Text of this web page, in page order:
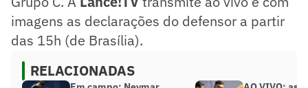
imagens as declarações do defensor a partir
das 15h (de Brasília).
RELACIONADAS